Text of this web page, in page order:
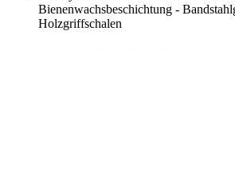
Bienenwachsbeschichtung -
Holzgriffschalen